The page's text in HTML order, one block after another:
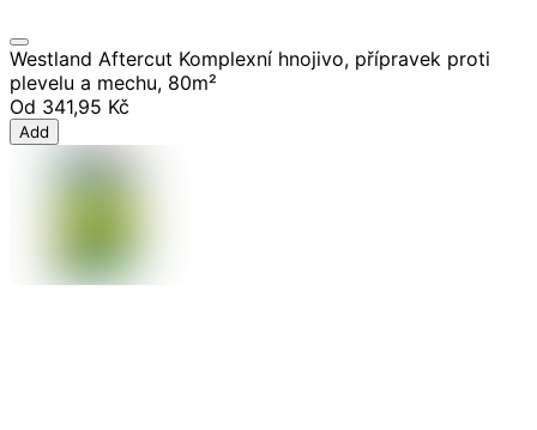
Westland Aftercut Komplexní hnojivo, přípravek proti
plevelu a mechu, 80m²
Od 341,95 Kč
Add